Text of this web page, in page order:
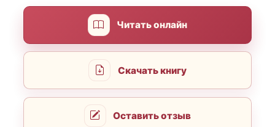
Читать онлайн
Скачать книгу
Оставить отзыв